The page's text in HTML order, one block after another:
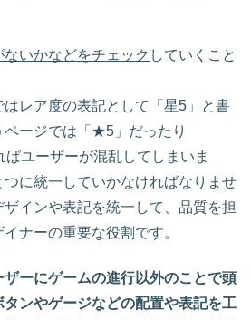
ないかなどをチェック していくこと
レア度の表記として「星5」と書
ページでは「★5」だったり
ばユーザーが混乱してしまいま
に統一していかなければなりませ
インや表記を統一して、品質を担
ナーの重要な役割です。
ザーにゲームの進行以外のことで頭
ンやゲージなどの配置や表記を工